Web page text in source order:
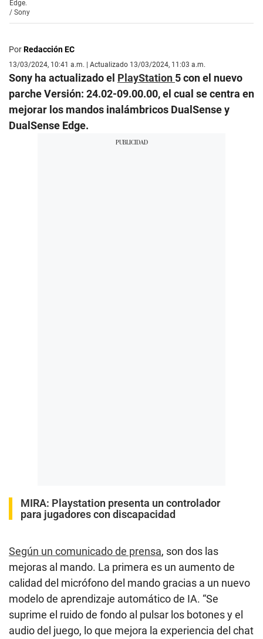
Edge.
/ Sony
PorRedacción EC
13/03/2024, 10:41 a.m. | Actualizado 13/03/2024, 11:03 a.m.
Sony ha actualizado el PlayStation 5 con el nuevo
parche Versión: 24.02-09.00.00, el cual se centra en
mejorar los mandos inalámbricos DualSense y
DualSense Edge.
MIRA: Playstation presenta un controlador
para jugadores con discapacidad
Según un comunicado de prensa, son dos las
mejoras al mando. La primera es un aumento de
calidad del micrófono del mando gracias a un nuevo
modelo de aprendizaje automático de IA. “Se
suprime el ruido de fondo al pulsar los botones y el
audio del juego, lo que mejora la experiencia del chat